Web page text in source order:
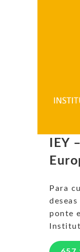
IEY
Para
ponte